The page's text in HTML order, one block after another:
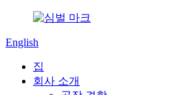
English
집
회사 소개